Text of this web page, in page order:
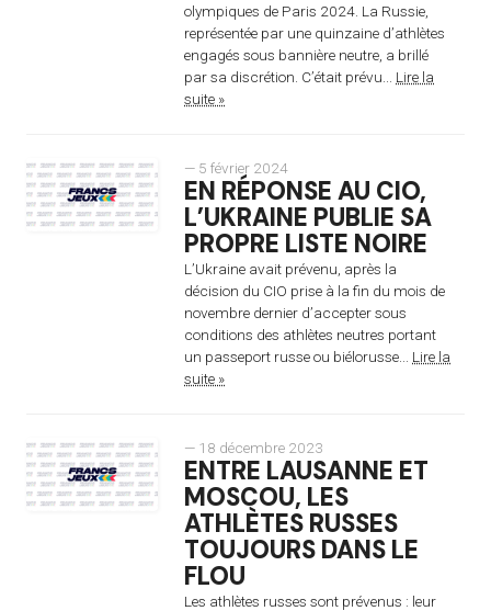
olympiques de Paris 2024. La Russie,
représentée par une quinzaine d’athlètes
engagés sous bannière neutre, a brillé
par sa discrétion. C’était prévu... Lire la
suite »
— 5 février 2024
EN RÉPONSE AU CIO,
L’UKRAINE PUBLIE SA
PROPRE LISTE NOIRE
L’Ukraine avait prévenu, après la
décision du CIO prise à la fin du mois de
novembre dernier d’accepter sous
conditions des athlètes neutres portant
un passeport russe ou biélorusse... Lire la
suite »
— 18 décembre 2023
ENTRE LAUSANNE ET
MOSCOU, LES
ATHLÈTES RUSSES
TOUJOURS DANS LE
FLOU
Les athlètes russes sont prévenus : leur